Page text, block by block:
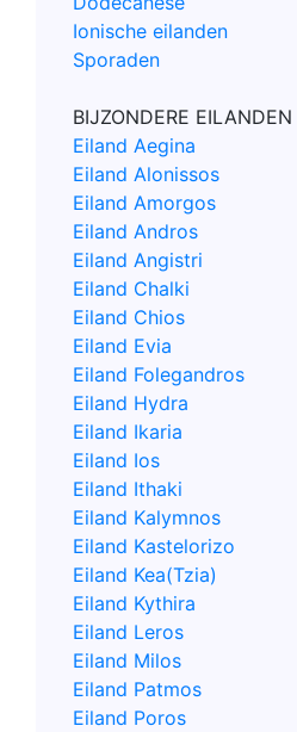
Ionische eilanden
Sporaden
BIJZONDERE EILANDEN
Eiland Aegina
Eiland Alonissos
Eiland Amorgos
Eiland Andros
Eiland Angistri
Eiland Chalki
Eiland Chios
Eiland Evia
Eiland Folegandros
Eiland Hydra
Eiland Ikaria
Eiland Ios
Eiland Ithaki
Eiland Kalymnos
Eiland Kastelorizo
Eiland Kea(Tzia)
Eiland Kythira
Eiland Leros
Eiland Milos
Eiland Patmos
Eiland Poros